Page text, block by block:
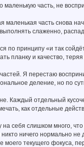
часть, не
часть снова
слаженно,
по принципу «и так
планку и качество,
Я перестаю
деление, но по
Каждый отдельный
как отдельные
себя слишком много,
ничего нормально не
моего текущего фокуса,